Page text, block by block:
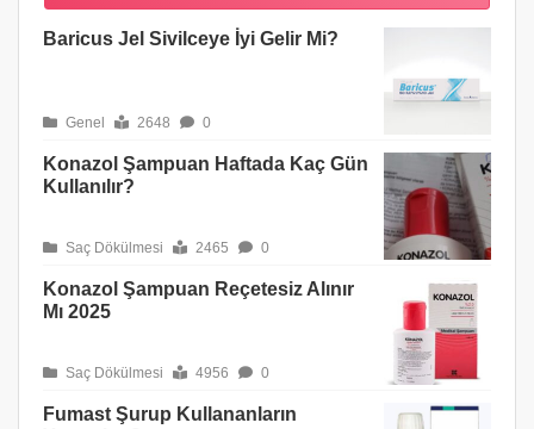
Baricus Jel Sivilceye İyi Gelir Mi?
Genel 2648 0
Konazol Şampuan Haftada Kaç Gün
Kullanılır?
Saç Dökülmesi 2465 0
Konazol Şampuan Reçetesiz Alınır
Mı 2025
Saç Dökülmesi 4956 0
Fumast Şurup Kullananların